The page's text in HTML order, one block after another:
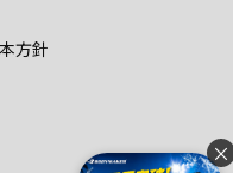
×
方針